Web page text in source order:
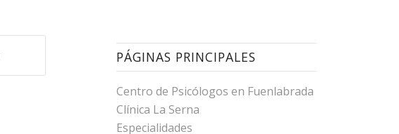
PÁGINAS PRINCIPALES
Centro de Psicólogos en Fuenlabrada
Clínica La Serna
Especialidades